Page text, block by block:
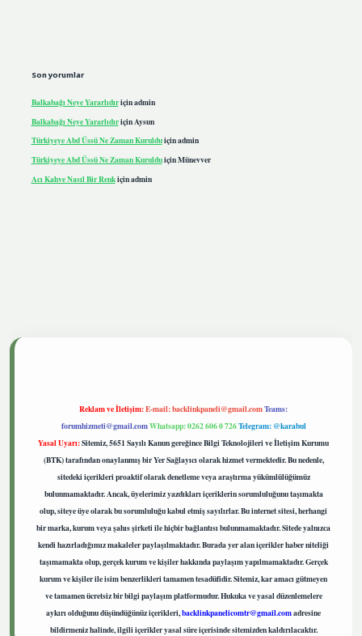
Son yorumlar
Balkabağı Neye Yararlıdıriçinadmin
Balkabağı Neye Yararlıdıriçin Aysun
Türkiyeye Abd Üssü Ne Zaman Kurulduiçinadmin
Türkiyeye Abd Üssü Ne Zaman KurulduiçinMünevver
Acı Kahve Nasıl Bir Renkiçinadmin
Reklam ve İletişim:E-mail:backlinkpaneli@gmail.comTeams:
forumhizmeti@gmail.comWhatsapp: 0262 606 0 726Telegram: @karabul
Yasal Uyarı:Sitemiz, 5651 Sayılı Kanun gereğince Bilgi Teknolojileri ve İletişim Kurumu
(BTK) tarafından onaylanmış bir Yer Sağlayıcı olarak hizmet vermektedir. Bu nedenle,
sitedeki içerikleri proaktif olarak denetleme veya araştırma yükümlülüğümüz
bulunmamaktadır. Ancak, üyelerimiz yazdıkları içeriklerin sorumluluğunu taşımakta
olup, siteye üye olarak bu sorumluluğu kabul etmiş sayılırlar. Bu internet sitesi, herhangi
bir marka, kurum veya şahıs şirketi ile hiçbir bağlantısı bulunmamaktadır. Sitede yalnızca
kendi hazırladığımız makaleler paylaşılmaktadır. Burada yer alan içerikler haber niteliği
taşımamakta olup, gerçek kurum ve kişiler hakkında paylaşım yapılmamaktadır. Gerçek
kurum ve kişiler ile isim benzerlikleri tamamen tesadüfidir. Sitemiz, kar amacı gütmeyen
ve tamamen ücretsiz bir bilgi paylaşım platformudur. Hukuka ve yasal düzenlemelere
aykırı olduğunu düşündüğünüz içerikleri,backlinkpanelicomtr@gmail.comadresine
bildirmeniz halinde, ilgili içerikler yasal süre içerisinde sitemizden kaldırılacaktır.